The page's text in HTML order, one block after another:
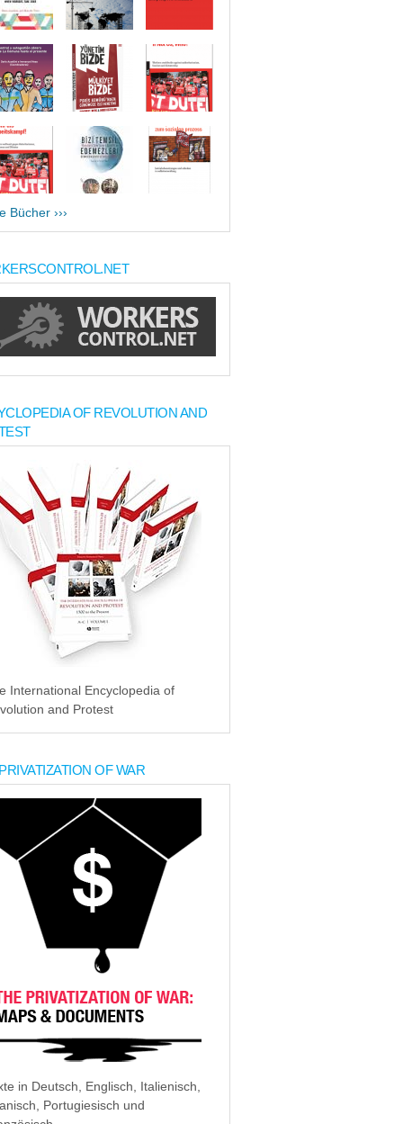
Bücher ›››
OF REVOLUTION AND
International Encyclopedia of
and Protest
OF WAR
in Deutsch, Englisch, Italienisch,
Portugiesisch und